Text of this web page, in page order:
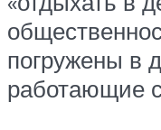
погружены в
работающие